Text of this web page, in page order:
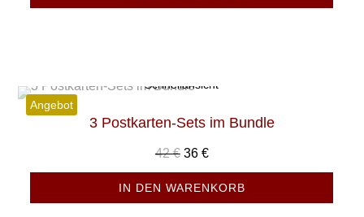
Angebot
Schnellansicht
3 Postkarten-Sets im Bundle
42€ Ursprünglicher
Preis
war:
36 €Aktueller
Preis
ist:
IN DEN WARENKORB